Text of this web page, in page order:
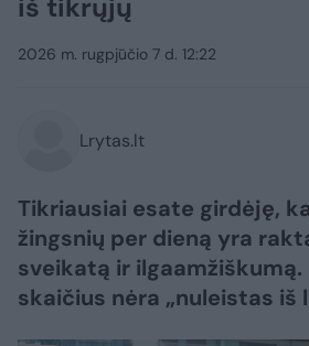
iš tikrųjų
2026 m. rugpjūčio 7 d. 12:22
Lrytas.lt
Tikriausiai esate girdėję,
žingsnių per dieną yra
sveikatą ir ilgaamžiškumą.
skaičius nėra „nuleistas iš